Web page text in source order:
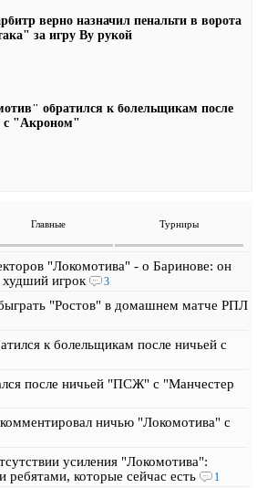
верно назначил пенальти в ворота
за игру Ву рукой
обратился к болельщикам после
с "Акроном"
Главные Турниры
"Локомотива" - о Баринове: он
игрок
3
"Ростов" в домашнем матче РПЛ
к болельщикам после ничьей с
после ничьей "ПСЖ" с "Манчестер
ничью "Локомотива" с
усиления "Локомотива":
ребятами, которые сейчас есть
1